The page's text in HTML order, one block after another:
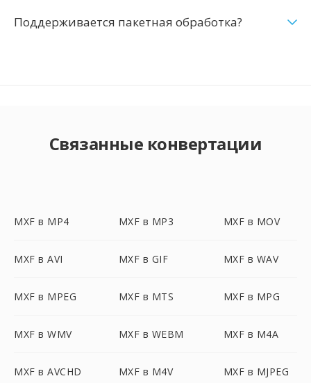
Поддерживается пакетная обработка?
Связанные конвертации
MXF в MP4 MXF в MP3 MXF в MOV
MXF в AVI MXF в GIF MXF в WAV
MXF в MPEG MXF в MTS MXF в MPG
MXF в WMV MXF в WEBM MXF в M4A
MXF в AVCHD MXF в M4V MXF в MJPEG